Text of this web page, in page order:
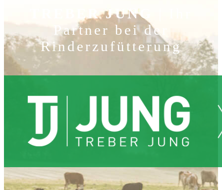
TREBER JUNG
Partner bei der
Rinderzufütterung